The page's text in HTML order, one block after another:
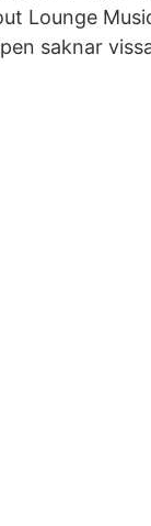
Lounge
saknar